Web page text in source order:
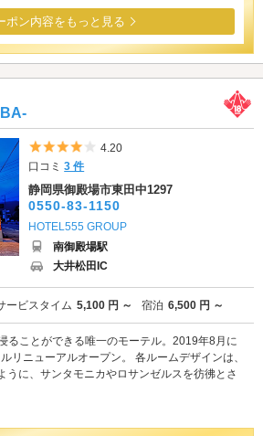
ポン内容をもっと見る
5つ星のうち4
4.20
口コミ3 件
静岡県御殿場市東田中1297
0550-83-1150
HOTEL555 GROUP
南御殿場駅
大井松田IC
ービスタイム 5,100 円 ～ 宿泊 6,500 円 ～
ることができる唯一のモーテル。2019年8月に
リニューアルオープン。 各ルームデザインは、
うに、サンタモニカやロサンゼルスを彷彿とさ